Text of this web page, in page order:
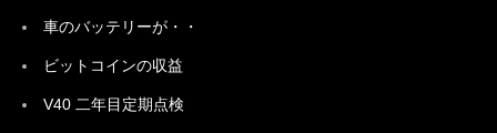
車のバッテリーが・・
ビットコインの収益
V40 二年目定期点検